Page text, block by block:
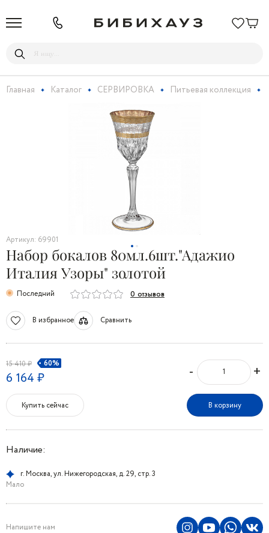
Главная Каталог СЕРВИРОВКА Питьевая коллекция
Артикул: 69901
Набор бокалов 80мл.6шт."Адажио
Италия Узоры" золотой
Последний 0 отзывов
В избранное Сравнить
15 410 ₽ 60%
6 164 ₽ - +
Купить сейчас В корзину
Наличие:
г. Москва, ул. Нижегородская, д. 29, стр. 3
Мало
Напишите нам